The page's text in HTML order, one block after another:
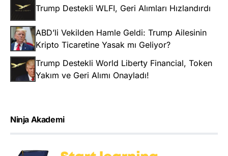
Trump Destekli WLFI, Geri Alımları Hızlandırdı
ABD’li Vekilden Hamle Geldi: Trump Ailesinin
Kripto Ticaretine Yasak mı Geliyor?
Trump Destekli World Liberty Financial, Token
Yakım ve Geri Alımı Onayladı!
Ninja Akademi